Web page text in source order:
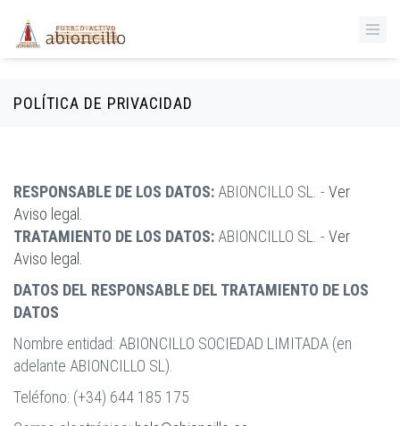
Pasar al contenido principal
POLÍTICA DE PRIVACIDAD
RESPONSABLE DE LOS DATOS: ABIONCILLO SL. - Ver
Aviso legal.
TRATAMIENTO DE LOS DATOS: ABIONCILLO SL. - Ver
Aviso legal.
DATOS DEL RESPONSABLE DEL TRATAMIENTO DE LOS
DATOS
Nombre entidad: ABIONCILLO SOCIEDAD LIMITADA (en
adelante ABIONCILLO SL).
Teléfono: (+34) 644 185 175